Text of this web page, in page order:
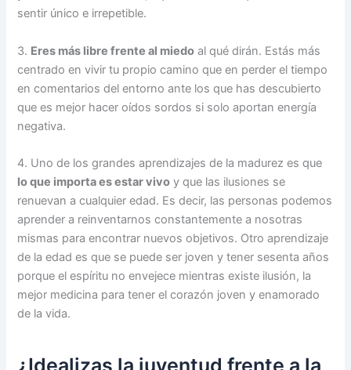
sentir único e irrepetible.
3. Eres más libre frente al miedo al qué dirán. Estás más
centrado en vivir tu propio camino que en perder el tiempo
en comentarios del entorno ante los que has descubierto
que es mejor hacer oídos sordos si solo aportan energía
negativa.
4. Uno de los grandes aprendizajes de la madurez es que
lo que importa es estar vivo y que las ilusiones se
renuevan a cualquier edad. Es decir, las personas podemos
aprender a reinventarnos constantemente a nosotras
mismas para encontrar nuevos objetivos. Otro aprendizaje
de la edad es que se puede ser joven y tener sesenta años
porque el espíritu no envejece mientras existe ilusión, la
mejor medicina para tener el corazón joven y enamorado
de la vida.
¿Idealizas la juventud frente a la